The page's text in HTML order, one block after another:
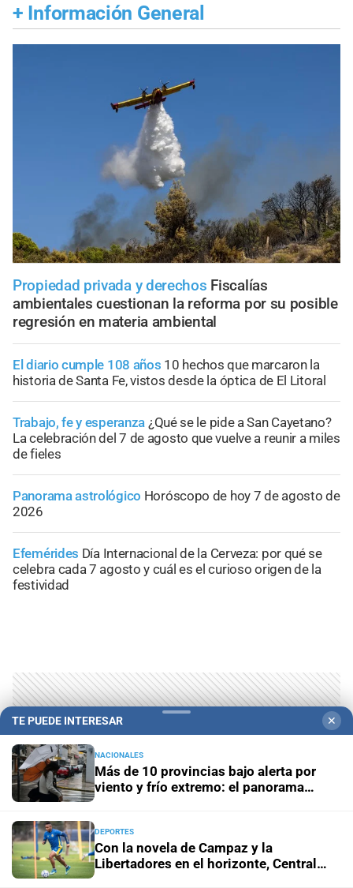
+ Información General
Propiedad privada y derechos Fiscalías
ambientales cuestionan la reforma por su posible
regresión en materia ambiental
El diario cumple 108 años 10 hechos que marcaron la
historia de Santa Fe, vistos desde la óptica de El Litoral
Trabajo, fe y esperanza ¿Qué se le pide a San Cayetano?
La celebración del 7 de agosto que vuelve a reunir a miles
de fieles
Panorama astrológico Horóscopo de hoy 7 de agosto de
2026
Efemérides Día Internacional de la Cerveza: por qué se
celebra cada 7 agosto y cuál es el curioso origen de la
festividad
TE PUEDE INTERESAR ✕
NACIONALES
Más de 10 provincias bajo alerta por
viento y frío extremo: el panorama
DEPORTES
Con la novela de Campaz y la
Libertadores en el horizonte, Central